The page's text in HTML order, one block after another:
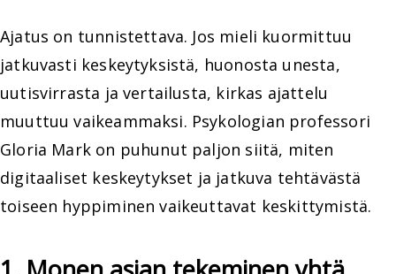
Ajatus on tunnistettava. Jos mieli kuormittuu
jatkuvasti keskeytyksistä, huonosta unesta,
uutisvirrasta ja vertailusta, kirkas ajattelu
muuttuu vaikeammaksi. Psykologian professori
Gloria Mark on puhunut paljon siitä, miten
digitaaliset keskeytykset ja jatkuva tehtävästä
toiseen hyppiminen vaikeuttavat keskittymistä.